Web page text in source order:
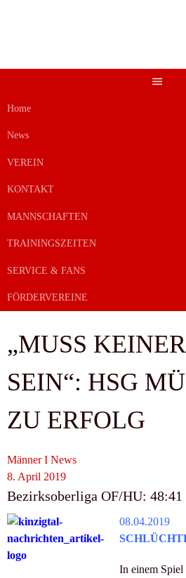
Inhalt
Home
News
VEREIN
KONTAKT
MANNSCHAFTEN
TRAININGSZEITEN
SERVICE & FANS
FÖRDERVEREINE
„MUSS
SEIN“: HSG
ZU ERFOLG
Männer I News
8. April 2019
Bezirksoberliga OF/HU: 48:41
08.04.2019
In einem Spiel